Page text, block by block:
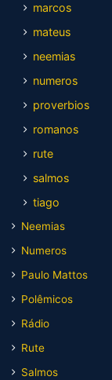
marcos
mateus
neemias
numeros
proverbios
romanos
rute
salmos
tiago
Neemias
Numeros
Paulo Mattos
Polêmicos
Rádio
Rute
Salmos